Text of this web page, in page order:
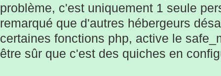
problème, c'est uniquement 1 seule
remarqué que d'autres hébergeurs
certaines fonctions php, active le
être sûr que c'est des quiches en